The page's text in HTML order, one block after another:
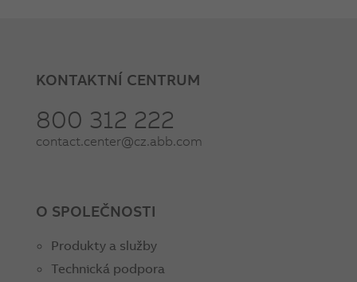
KONTAKTNÍ CENTRUM
800 312 222
contact.center@cz.abb.com
O SPOLEČNOSTI
Produkty a služby
Technická podpora